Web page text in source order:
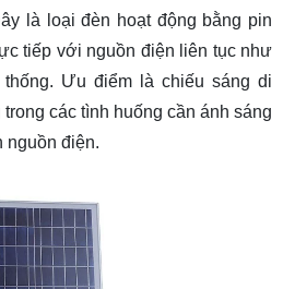
tính thẩm mỹ cao
tích điện
việc
là loại đèn hoạt động bằng pin
tiếp với nguồn điện liên tục như
Ưu điểm là chiếu sáng di
các tình huống cần ánh sáng
nguồn điện.